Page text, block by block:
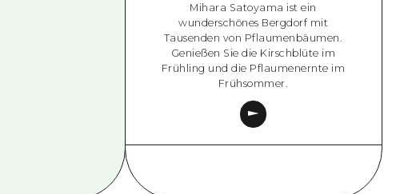
Mihara Satoyama ist ein
wunderschönes Bergdorf mit
Tausenden von Pflaumenbäumen.
Genießen Sie die Kirschblüte im
Frühling und die Pflaumenernte im
Frühsommer.